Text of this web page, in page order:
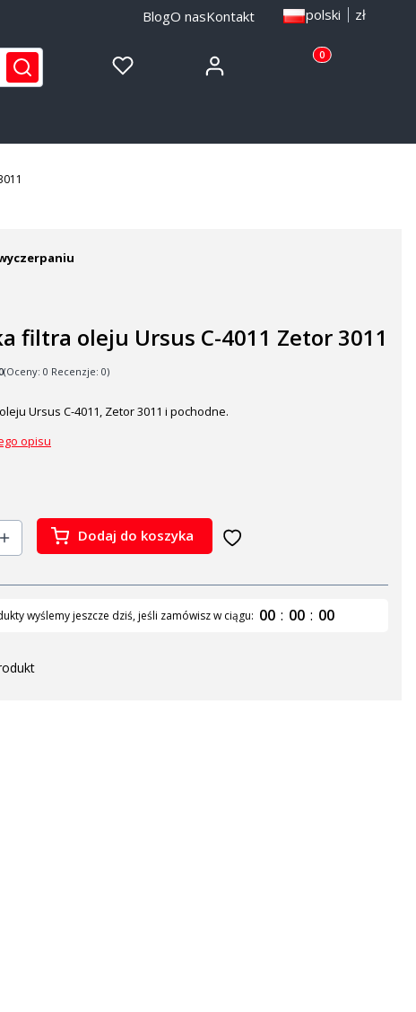
BlogO nasKontakt polski zł
Szukaj
Ulubione Zaloguj się Produkty w
Koszyk
filtra oleju Ursus C-4011 Zetor 3011
(Oceny: 0 Recenzje: 0)
Ursus C-4011, Zetor 3011 i pochodne.
opisu
Dodaj do koszyka
wyślemy jeszcze dziś, jeśli zamówisz w ciągu: 00 : 00 : 00